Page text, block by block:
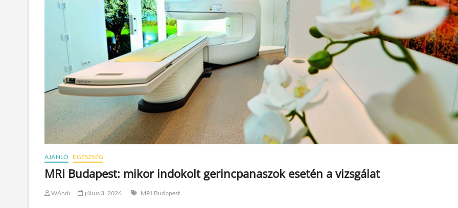
AJÁNLÓ EGÉSZSÉG
MRI Budapest: mikor indokolt gerincpanaszok esetén a vizsgálat
WAndi július 3, 2026 MRI Budapest